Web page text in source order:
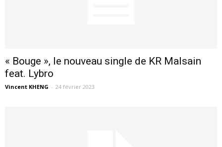
« Bouge », le nouveau single de KR Malsain
feat. Lybro
Vincent KHENG - 24 février 2023